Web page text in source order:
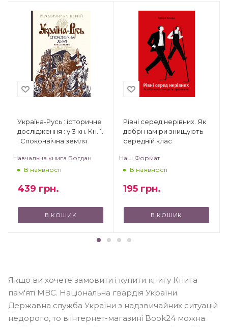
Україна-Русь : історичне
дослідження : у 3 кн. Кн. 1.
: Споконвічна земля
Навчальна книга Богдан
В наявності
439 грн.
В КОШИК
Рівні серед нерівних. Як
добрі наміри знищують
середній клас
Наш Формат
В наявності
195 грн.
В КОШИК
Якщо ви хочете замовити і купити книгу Книга
пам'яті МВС. Національна гвардія України.
Державна служба України з надзвичайних ситуацій
недорого, то в інтернет-магазині Book24 можна